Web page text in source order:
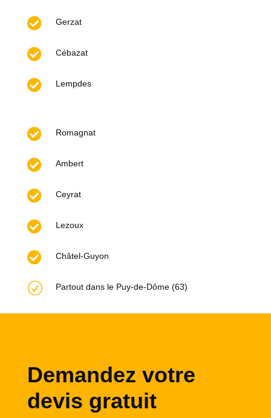
 Gerzat
 Cébazat
 Lempdes
 Romagnat
 Ambert
 Ceyrat
 Lezoux
 Châtel-Guyon
R Partout dans le Puy-de-Dôme (63)
Demandez votre
devis gratuit